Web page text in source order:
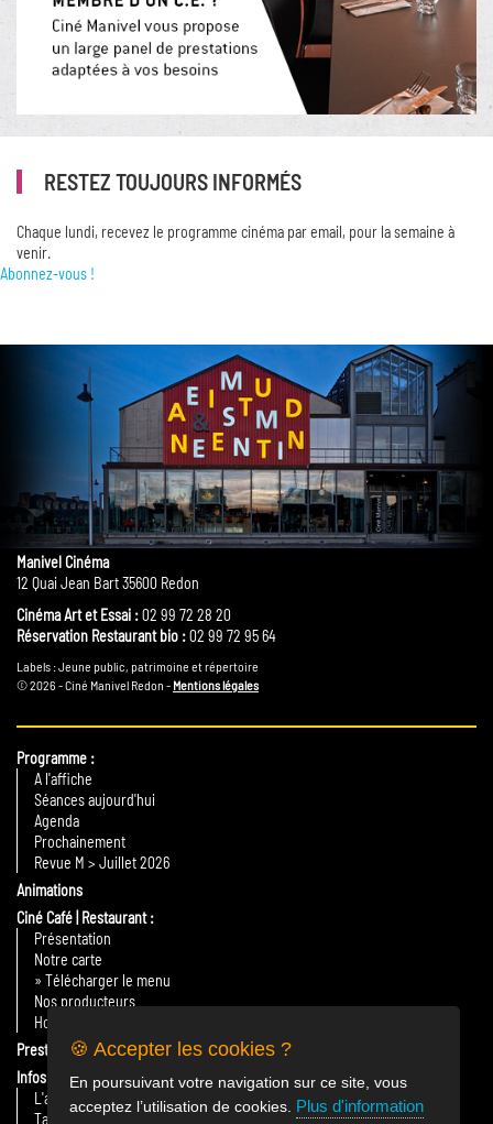
RESTEZ TOUJOURS INFORMÉS
Chaque lundi, recevez le programme cinéma par email, pour la semaine à
venir.
Abonnez-vous !
Manivel Cinéma
12 Quai Jean Bart 35600 Redon
Cinéma Art et Essai :02 99 72 28 20
Réservation Restaurant bio :02 99 72 95 64
Labels : Jeune public, patrimoine et répertoire
© 2026 - Ciné Manivel Redon - Mentions légales
Programme
A l'affiche
Séances aujourd'hui
Agenda
Prochainement
Revue M > Juillet 2026
Animations
Ciné Café | Restaurant
Présentation
Notre carte
» Télécharger le menu
Nos producteurs
Horaires
Prestations
Infos Pratiques
L'association
Tarifs
🍪 Accepter les cookies ?
En poursuivant votre navigation sur ce site, vous
acceptez l’utilisation de cookies. Plus d'information